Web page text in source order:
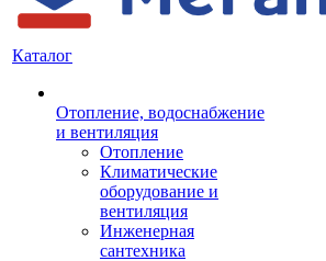
Каталог
Отопление, водоснабжение
и вентиляция
Отопление
Климатические
оборудование и
вентиляция
Инженерная
сантехника